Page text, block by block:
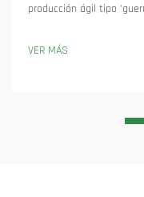
producción ágil tipo
la producción en
VER MÁS